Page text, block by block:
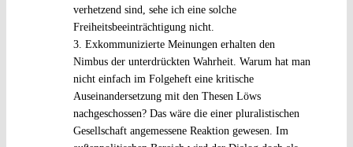
verhetzend sind, sehe ich eine solche
Freiheitsbeeinträchtigung nicht.
3. Exkommunizierte Meinungen erhalten den
Nimbus der unterdrückten Wahrheit. Warum hat man
nicht einfach im Folgeheft eine kritische
Auseinandersetzung mit den Thesen Löws
nachgeschossen? Das wäre die einer pluralistischen
Gesellschaft angemessene Reaktion gewesen. Im